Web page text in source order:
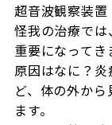
超音波観察装
怪我の治療で
重要になってき
原因はなに？
ど、体の外か
ます。